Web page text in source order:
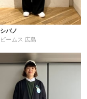
シバノ
ビームス 広島